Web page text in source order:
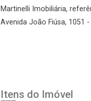
Martinelli Imobiliária,
Avenida João Fiúsa, 1051
Itens do Imóvel